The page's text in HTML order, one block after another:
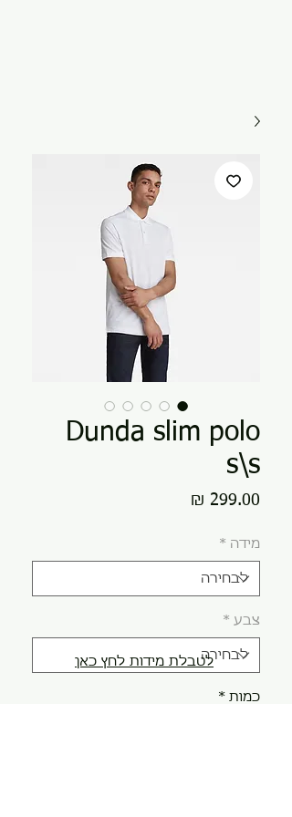
Dunda slim polo
s\s
מידה *
צבע *
כמות *
לטבלת מידות לחץ כאן